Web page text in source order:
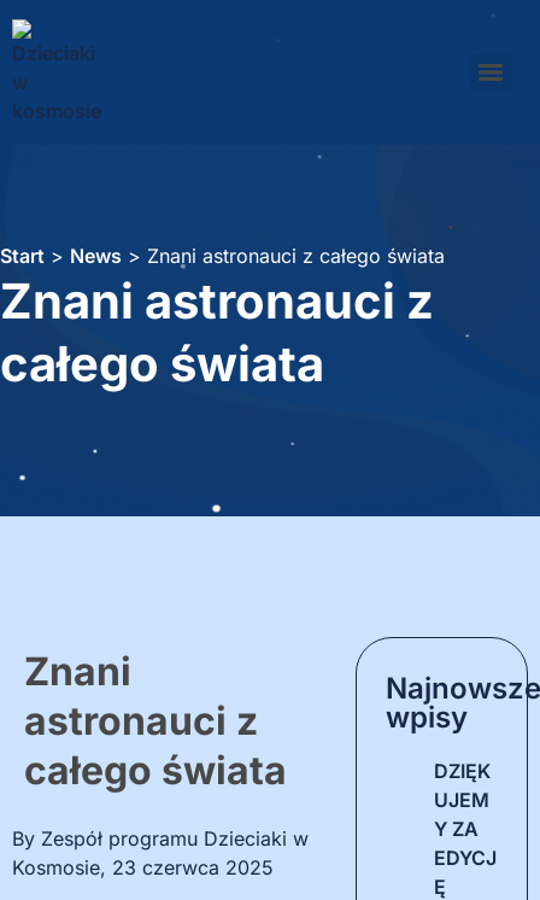
Start > News > Znani astronauci z całego świata
Znani astronauci z
całego świata
Znani
astronauci z
całego świata
By Zespół programu Dzieciaki w
Kosmosie, 23 czerwca 2025
wpisy
DZIĘK
UJEM
Y ZA
EDYCJ
Ę